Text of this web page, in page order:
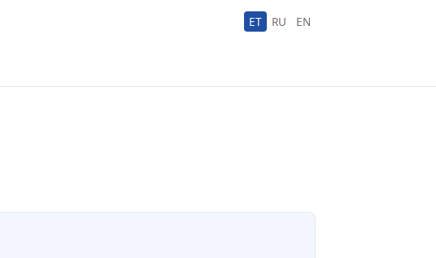
ET RU EN